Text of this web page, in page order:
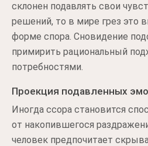
склонен подавлять свои
решений, то в мире грез это
форме спора. Сновидение
примирить рациональный
потребностями.
Проекция подавленных
Иногда ссора становится
от накопившегося
человек предпочитает